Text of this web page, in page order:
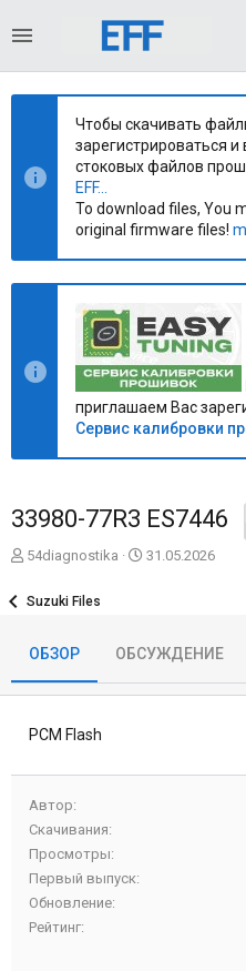
Чтобы скачивать
зарегистрироваться
стоковых файлов
EFF...
To download files, You
original firmware files!
приглашаем Вас
Сервис калибровки
33980-77R3 ES7446
А
т
54diagnostika
Д
о
д
я
31.05.2026
Suzuki Files
ОБЗОР ОБСУЖДЕНИЕ
PCM Flash
Автор
Скачивания
Просмотры
Первый выпуск
Обновление
Рейтинг